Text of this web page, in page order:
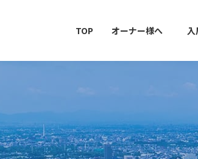
TOP オーナー様へ 入